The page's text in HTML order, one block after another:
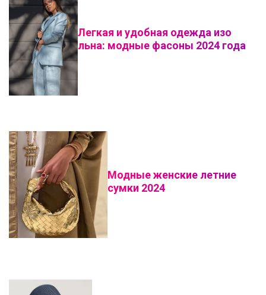
Легкая и удобная одежда изо
льна: модные фасоны 2024 года
Модные женские летние
сумки 2024